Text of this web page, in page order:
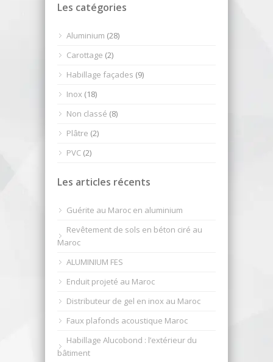
Les catégories
Aluminium (28)
Carottage (2)
Habillage façades (9)
Inox (18)
Non classé (8)
Plâtre (2)
PVC (2)
Les articles récents
Guérite au Maroc en aluminium
Revêtement de sols en béton ciré au
Maroc
ALUMINIUM FES
Enduit projeté au Maroc
Distributeur de gel en inox au Maroc
Faux plafonds acoustique Maroc
Habillage Alucobond : l’extérieur du
bâtiment